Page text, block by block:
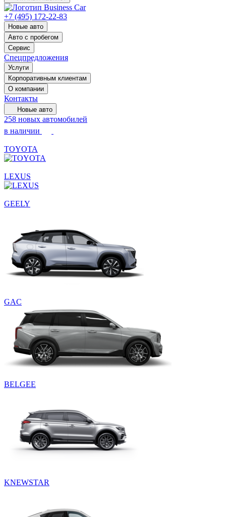
+7 (495) 172-22-83
Новые авто
Авто с пробегом
Сервис
Спецпредложения
Услуги
Корпоративным клиентам
О компании
Контакты
Новые авто
258 новых автомобилей
в наличии
TOYOTA
LEXUS
GEELY
GAC
BELGEE
KNEWSTAR